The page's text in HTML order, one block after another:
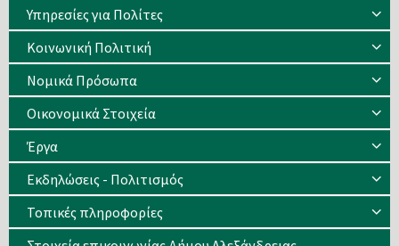
Υπηρεσίες για Πολίτες
Κοινωνική Πολιτική
Νομικά Πρόσωπα
Οικονομικά Στοιχεία
Έργα
Εκδηλώσεις - Πολιτισμός
Τοπικές πληροφορίες